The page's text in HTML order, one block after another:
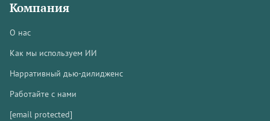
Компания
О нас
Как мы используем ИИ
Нарративный дью-дилидженс
Работайте с нами
[email protected]